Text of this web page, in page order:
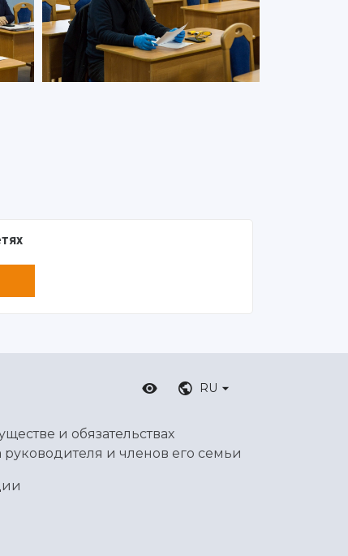
RU
и обязательствах
и членов его семьи